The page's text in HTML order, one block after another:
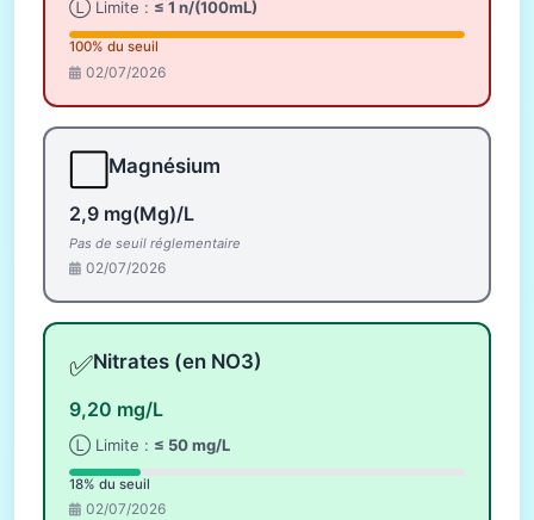
Ⓛ Limite : ≤ 1 n/(100mL)
100% du seuil
02/07/2026
Magnésium
2,9 mg(Mg)/L
Pas de seuil réglementaire
02/07/2026
✅Nitrates (en NO3)
9,20 mg/L
Ⓛ Limite : ≤ 50 mg/L
18% du seuil
02/07/2026